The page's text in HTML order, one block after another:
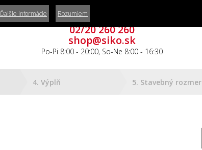
Zákaznícke centrum
02/20 260 260
shop@siko.sk
Po-Pi 8:00 - 20:00, So-Ne 8:00 - 16:30
4. Výplň 5. Stavebný rozmer
Ďalšie informácie Rozumiem